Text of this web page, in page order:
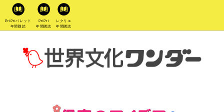
PriPriパレット
年間購読
PriPri
年間購読
レクリエ
年間購読